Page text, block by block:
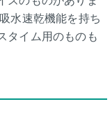
水速乾機能を持ち
タイム用のものも